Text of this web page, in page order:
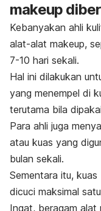
makeup
Kebanyakan ahli
alat-alat makeup,
7-10 hari sekali.
Hal ini dilakukan
yang menempel di
terutama bila
Para ahli juga
atau kuas yang
bulan sekali.
Sementara itu,
dicuci maksimal
Ingat, beragam alat